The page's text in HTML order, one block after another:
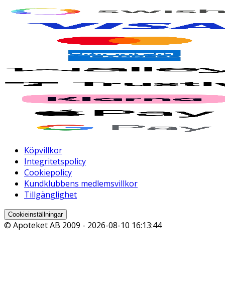
Köpvillkor
Integritetspolicy
Cookiepolicy
Kundklubbens medlemsvillkor
Tillgänglighet
Cookieinställningar
© Apoteket AB 2009 - 2026-08-10 16:13:44